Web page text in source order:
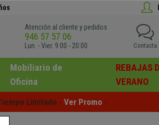
Atención al cliente y pedidos
946 57 57 06
Lun. - Vier. 9:00 - 20:00 Contacta
Mobiliario de
Oficina
REBAJAS
VERANO
Limitado - Ver Promo -